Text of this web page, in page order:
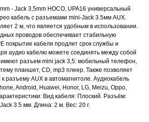
- Jack 3,5mm HOCO, UPA16 универсальный
кабель с разъемами mini-Jack 3.5мм AUX.
2 м, что является удобным в использовании.
проводов обеспечивает стабильную
покрытие кабеля продлит срок службы и
аудио кабелю можете соединять между собой
имеют разъем mini jack 3,5: мобильный телефон,
планшет, CD, mp3 плеер. Также позволяет
разъему AUX в автомагнитоле. Аудиокабель
Android, Huawei, Honor, LG, Meizu, Oppo,
Вид кабеля: Плоский. Разъём:
3.5 мм. Длина: 2 м. Вес: 20 г.